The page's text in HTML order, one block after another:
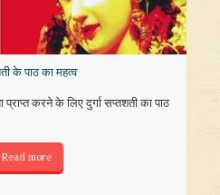
के पाठ का महत्व
करने के लिए दुर्गा सप्तशती का पाठ
Read more